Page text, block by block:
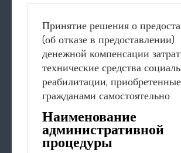
Принятие решения о
(об отказе в предоставлении)
денежной компенсации
технические средства
реабилитации, приобретенные
гражданами самостоятельно
Наименование
административной
процедуры